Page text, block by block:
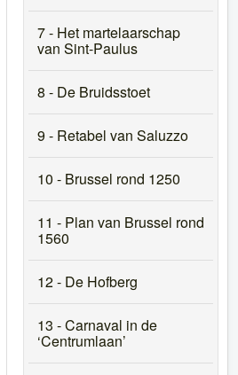
7 - Het martelaarschap
van Sint-Paulus
8 - De Bruidsstoet
9 - Retabel van Saluzzo
10 - Brussel rond 1250
11 - Plan van Brussel rond
1560
12 - De Hofberg
13 - Carnaval in de
‘Centrumlaan’